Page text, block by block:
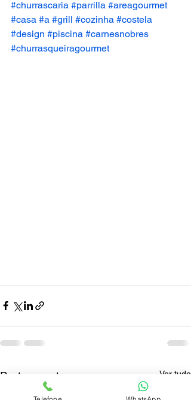
#churrascaria #parrilla #areagourmet
#casa #a #grill #cozinha #costela
#design #piscina #carnesnobres
#churrasqueiragourmet
Posts recentes Ver tudo